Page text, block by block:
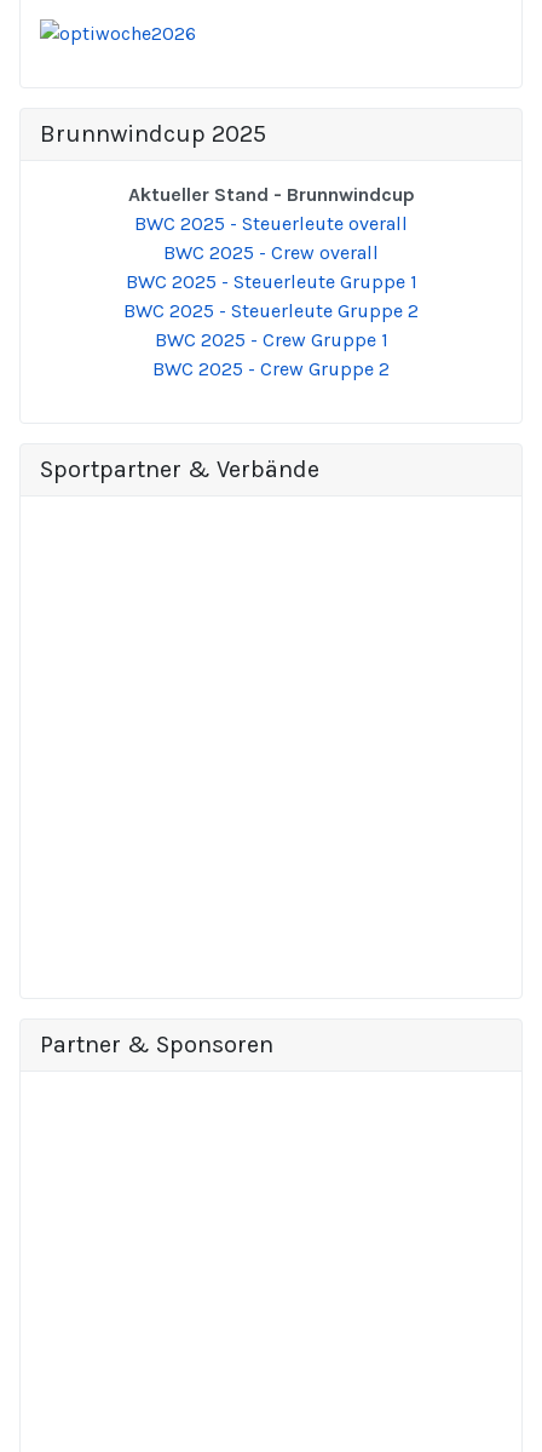
Brunnwindcup 2025
Aktueller Stand - Brunnwindcup
BWC 2025 - Steuerleute overall
BWC 2025 - Crew overall
BWC 2025 - Steuerleute Gruppe 1
BWC 2025 - Steuerleute Gruppe 2
BWC 2025 - Crew Gruppe 1
BWC 2025 - Crew Gruppe 2
Sportpartner & Verbände
Partner & Sponsoren